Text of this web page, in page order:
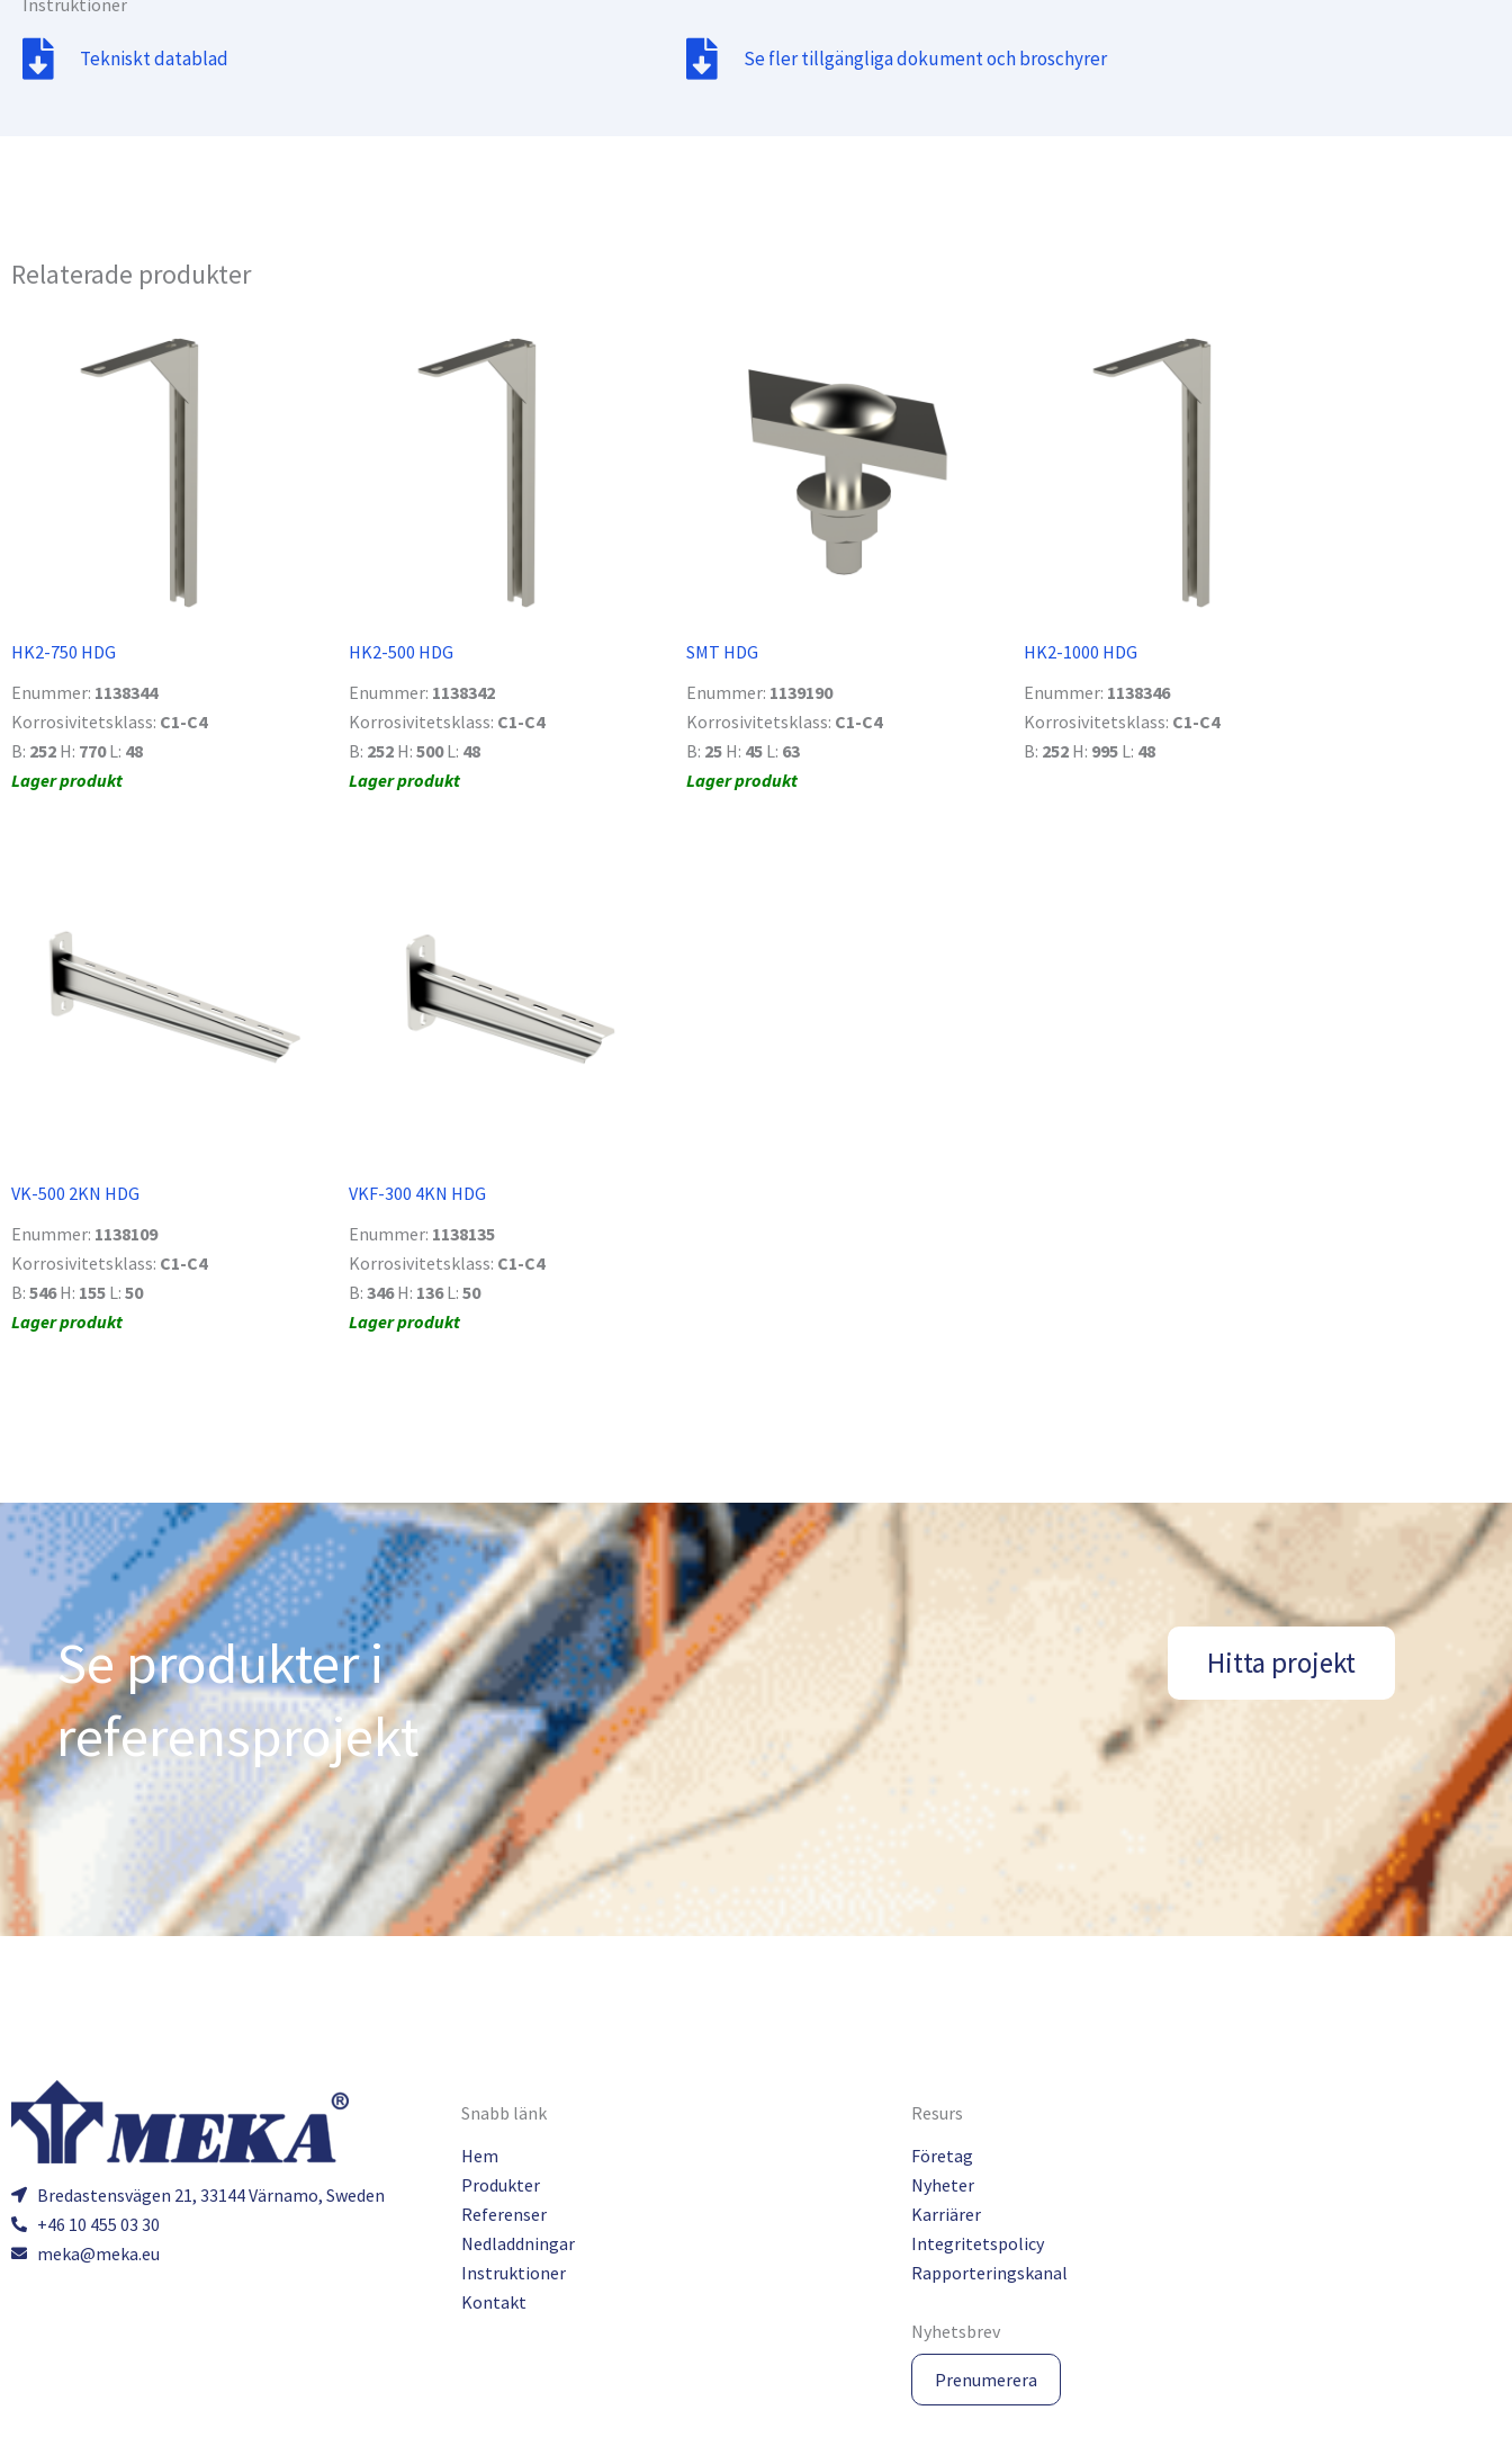
Tekniskt datablad Se fler tillgängliga dokument och broschyrer
Relaterade produkter
HK2-750 HDG
Enummer: 1138344
Korrosivitetsklass: C1-C4
B: 252 H: 770L: 48
Lager produkt
HK2-500 HDG
Enummer: 1138342
Korrosivitetsklass: C1-C4
B: 252 H: 500L: 48
Lager produkt
SMT HDG
Enummer: 1139190
Korrosivitetsklass: C1-C4
B: 25 H: 45 L: 63
Lager produkt
HK2-1000 HDG
Enummer: 1138346
Korrosivitetsklass: C1-C4
B: 252 H: 995 L: 48
VK-500 2KN HDG
Enummer: 1138109
Korrosivitetsklass: C1-C4
B: 546H: 155 L: 50
Lager produkt
VKF-300 4KN HDG
Enummer: 1138135
Korrosivitetsklass: C1-C4
B: 346H: 136L: 50
Lager produkt
Se produkter i
referensprojekt
Hitta projekt
Bredastensvägen 21, 33144 Värnamo, Sweden
+46 10 455 03 30
meka@meka.eu
Snabb länk
Hem
Produkter
Referenser
Nedladdningar
Instruktioner
Kontakt
Resurs
Företag
Nyheter
Karriärer
Integritetspolicy
Rapporteringskanal
Nyhetsbrev
Prenumerera